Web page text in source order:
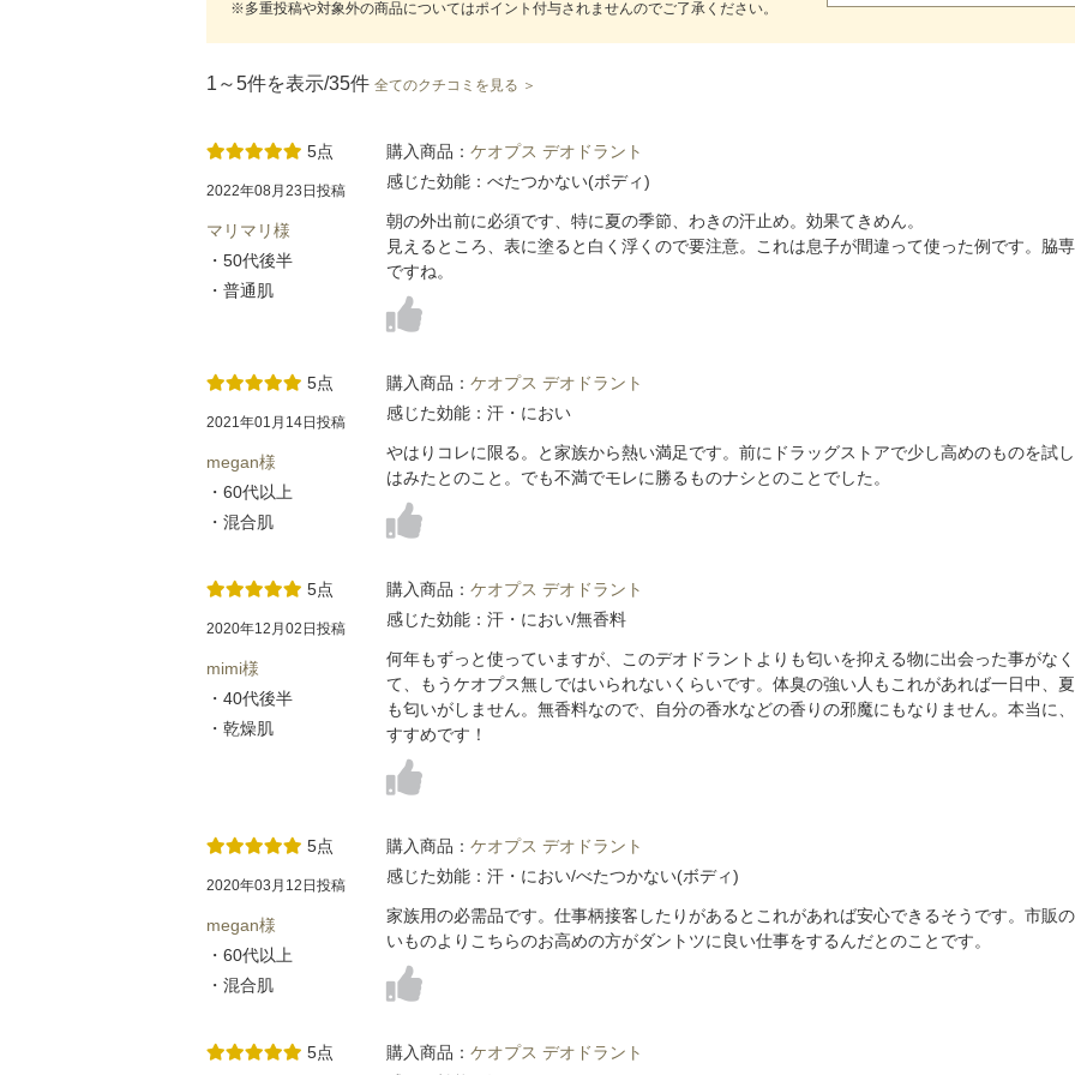
※多重投稿や対象外の商品についてはポイント付与されませんのでご了承ください。
1～5件を表示/35件 全てのクチコミを見る ＞
5点
2022年08月23日投稿
マリマリ様
・50代後半
・普通肌
購入商品： ケオプス デオドラント
感じた効能：べたつかない(ボディ)
朝の外出前に必須です、特に夏の季節、わきの汗止め。効果てきめん。
見えるところ、表に塗ると白く浮くので要注意。これは息子が間違って使った例です。脇
ですね。
5点
2021年01月14日投稿
megan様
・60代以上
・混合肌
購入商品： ケオプス デオドラント
感じた効能：汗・におい
やはりコレに限る。と家族から熱い満足です。前にドラッグストアで少し高めのものを試
はみたとのこと。でも不満でモレに勝るものナシとのことでした。
5点
2020年12月02日投稿
mimi様
・40代後半
・乾燥肌
購入商品： ケオプス デオドラント
感じた効能：汗・におい/無香料
何年もずっと使っていますが、このデオドラントよりも匂いを抑える物に出会った事がなく
て、もうケオプス無しではいられないくらいです。体臭の強い人もこれがあれば一日中、
も匂いがしません。無香料なので、自分の香水などの香りの邪魔にもなりません。本当に
すすめです！
5点
2020年03月12日投稿
megan様
・60代以上
・混合肌
購入商品： ケオプス デオドラント
感じた効能：汗・におい/べたつかない(ボディ)
家族用の必需品です。仕事柄接客したりがあるとこれがあれば安心できるそうです。市販
いものよりこちらのお高めの方がダントツに良い仕事をするんだとのことです。
5点 購入商品： ケオプス デオドラント